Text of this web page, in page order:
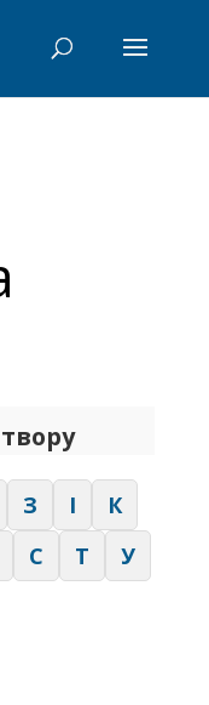
З І
К
С Т
У